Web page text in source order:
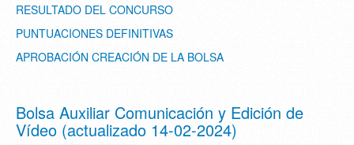
RESULTADO DEL CONCURSO
PUNTUACIONES DEFINITIVAS
APROBACIÓN CREACIÓN DE LA BOLSA
Bolsa Auxiliar Comunicación y Edición de
Vídeo (actualizado 14-02-2024)